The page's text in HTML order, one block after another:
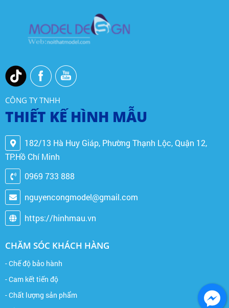
CÔNG TY TNHH
THIẾT KẾ HÌNH MẪU
182/13 Hà Huy Giáp, Phường Thạnh Lộc, Quận 12,
TP.Hồ Chí Minh
0969 733 888
nguyencongmodel@gmail.com
https://hinhmau.vn
CHĂM SÓC KHÁCH HÀNG
- Chế độ bảo hành
- Cam kết tiến độ
- Chất lượng sản phẩm